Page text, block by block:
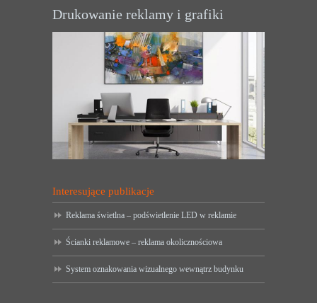
Drukowanie reklamy i grafiki
Interesujące publikacje
Reklama świetlna – podświetlenie LED w reklamie
Ścianki reklamowe – reklama okolicznościowa
System oznakowania wizualnego wewnątrz budynku